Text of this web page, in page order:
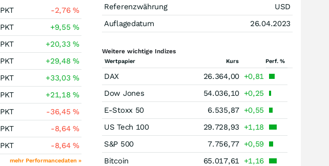
PKT -2,76%
PKT +9,55%
PKT +20,33%
PKT +29,48%
PKT +33,03%
PKT +21,18%
PKT -36,45%
PKT -8,64%
PKT -8,64%
mehr Performancedaten »
Referenzwährung
USD
Auflagedatum
26.04.2023
Weitere wichtige Indizes
Wertpapier Kurs Perf. %
DAX 26.364,00 +0,81
Dow Jones
54.036,10 +0,25
E-Stoxx 50
6.535,87 +0,55
US Tech 100
29.728,93
+1,18
S&P 500
7.756,77 +0,59
Bitcoin
65.017,61 +1,16